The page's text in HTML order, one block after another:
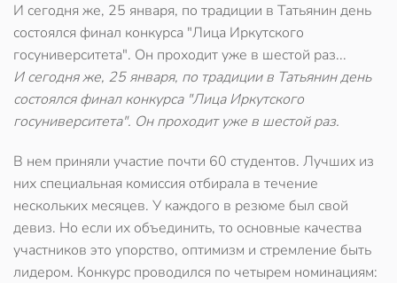
И сегодня же, 25 января, по традиции в Татьянин день
состоялся финал конкурса "Лица Иркутского
госуниверситета". Он проходит уже в шестой раз...
И сегодня же, 25 января, по традиции в Татьянин день
состоялся финал конкурса "Лица Иркутского
госуниверситета". Он проходит уже в шестой раз.
В нем приняли участие почти 60 студентов. Лучших из
них специальная комиссия отбирала в течение
нескольких месяцев. У каждого в резюме был свой
девиз. Но если их объединить, то основные качества
участников это упорство, оптимизм и стремление быть
лидером. Конкурс проводился по четырем номинациям: